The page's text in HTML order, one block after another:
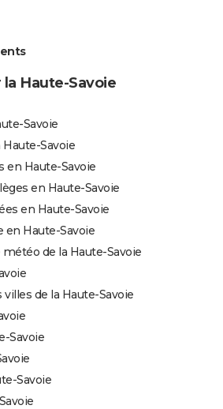
la Haute-Savoie
Savoie
Savoie
Haute-Savoie
en Haute-Savoie
en Haute-Savoie
en Haute-Savoie
de la Haute-Savoie
de la Haute-Savoie
Savoie
Savoie